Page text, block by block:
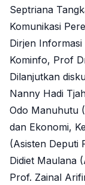
Septriana
Komunikasi
Dirjen Informasi
Kominfo, Prof
Dilanjutkan
Nanny Hadi
Odo Manuhutu
dan Ekonomi,
(Asisten Deputi
Didiet Maulana
Prof. Zainal